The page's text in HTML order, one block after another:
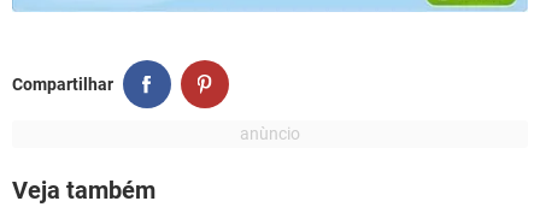
Compartilhar
Veja também